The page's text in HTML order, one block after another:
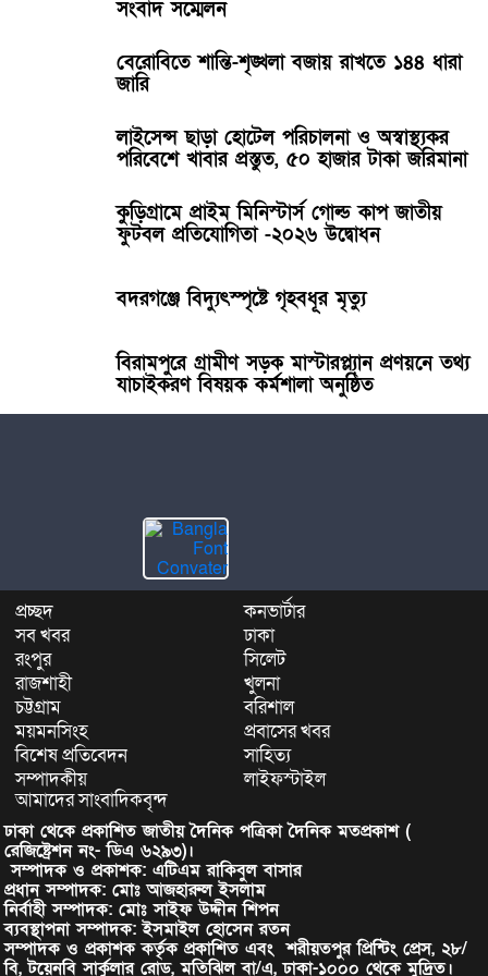
সংবাদ সম্মেলন
বেরোবিতে শান্তি-শৃঙ্খলা বজায় রাখতে ১৪৪ ধারা
জারি
লাইসেন্স ছাড়া হোটেল পরিচালনা ও অস্বাস্থ্যকর
পরিবেশে খাবার প্রস্তুত, ৫০ হাজার টাকা জরিমানা
কুড়িগ্রামে প্রাইম মিনিস্টার্স গোল্ড কাপ জাতীয়
ফুটবল প্রতিযোগিতা -২০২৬ উদ্বোধন
বদরগঞ্জে বিদ্যুৎস্পৃষ্টে গৃহবধূর মৃত্যু
বিরামপুরে গ্রামীণ সড়ক মাস্টারপ্ল্যান প্রণয়নে তথ্য
যাচাইকরণ বিষয়ক কর্মশালা অনুষ্ঠিত
প্রচ্ছদ
কনভার্টার
সব খবর
ঢাকা
রংপুর
সিলেট
রাজশাহী
খুলনা
চট্টগ্রাম
বরিশাল
ময়মনসিংহ
প্রবাসের খবর
বিশেষ প্রতিবেদন
সাহিত্য
সম্পাদকীয়
লাইফস্টাইল
আমাদের সাংবাদিকবৃন্দ
ঢাকা থেকে প্রকাশিত জাতীয় দৈনিক পত্রিকা দৈনিক মতপ্রকাশ (
রেজিষ্ট্রেশন নং- ডিএ ৬২৯৩)।
সম্পাদক ও প্রকাশক: এটিএম রাকিবুল বাসার
প্রধান সম্পাদক: মোঃ আজহারুল ইসলাম
নির্বাহী সম্পাদক: মোঃ সাইফ উদ্দীন শিপন
ব্যবস্থাপনা সম্পাদক: ইসমাইল হোসেন রতন
সম্পাদক ও প্রকাশক কর্তৃক প্রকাশিত এবং শরীয়তপুর প্রিন্টিং প্রেস, ২৮/
বি, টয়েনবি সার্কুলার রোড, মতিঝিল বা/এ, ঢাকা-১০০০ থেকে মুদ্রিত।